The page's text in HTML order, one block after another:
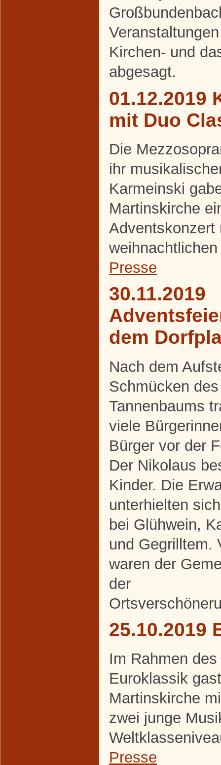
Kirchen- und
abgesagt.
01.12.2019
mit Duo
Die
ihr
Karmeinski
Martinskirche
Adventskonzert
Presse
30.11.2019
dem
Nach dem
Schmücken des
Tannenbaums
viele
Bürger vor der
Der Nikolaus
Kinder. Die
unterhielten
bei Glühwein,
und Gegrilltem.
waren der
der
25.10.2019
Im Rahmen
Euroklassik
Martinskirche
zwei junge
Presse